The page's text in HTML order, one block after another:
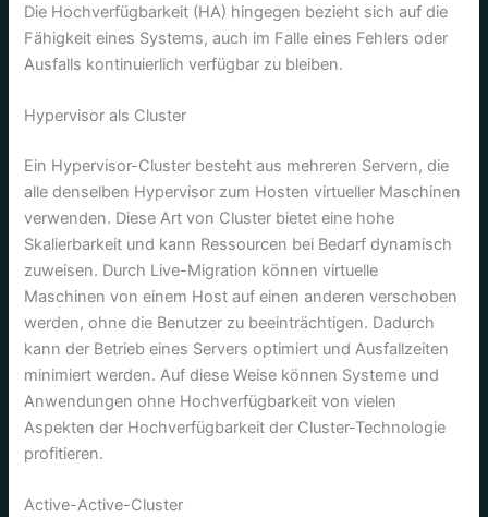
Die Hochverfügbarkeit (HA) hingegen bezieht sich auf die
Fähigkeit eines Systems, auch im Falle eines Fehlers oder
Ausfalls kontinuierlich verfügbar zu bleiben.
Hypervisor als Cluster
Ein Hypervisor-Cluster besteht aus mehreren Servern, die
alle denselben Hypervisor zum Hosten virtueller Maschinen
verwenden. Diese Art von Cluster bietet eine hohe
Skalierbarkeit und kann Ressourcen bei Bedarf dynamisch
zuweisen. Durch Live-Migration können virtuelle
Maschinen von einem Host auf einen anderen verschoben
werden, ohne die Benutzer zu beeinträchtigen. Dadurch
kann der Betrieb eines Servers optimiert und Ausfallzeiten
minimiert werden. Auf diese Weise können Systeme und
Anwendungen ohne Hochverfügbarkeit von vielen
Aspekten der Hochverfügbarkeit der Cluster-Technologie
profitieren.
Active-Active-Cluster